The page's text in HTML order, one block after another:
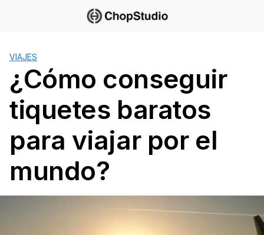
VIAJES
¿Cómo conseguir
tiquetes baratos
para viajar por el
mundo?